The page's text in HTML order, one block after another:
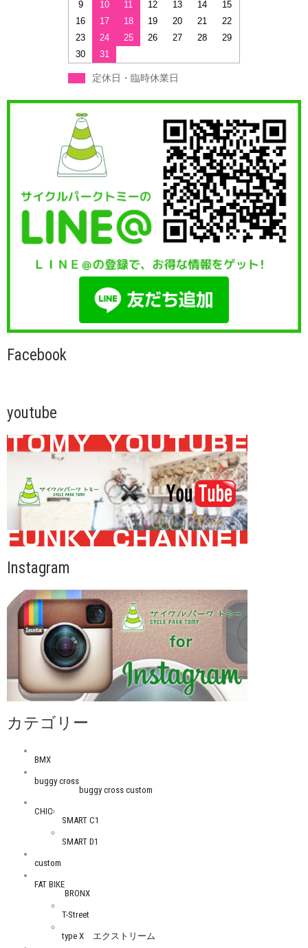
9 10 11 12 13 14
15
16
17 18 19 20 21
22
23
24 25 26 27 28
29
30
31
定休日・臨時休業日
Facebook
youtube
Instagram
カテゴリー
BMX
buggy cross
buggy cross custom
CHIC
SMART C1
SMART D1
custom
FAT BIKE
BRONX
T-Street
type X エクストリーム